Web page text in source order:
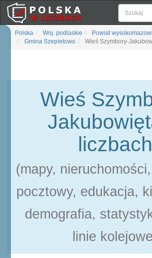
Polska Woj. podlaskie
Powiat
Gmina Szepietowo
Wieś Szymbory-
Wieś
liczbach
(mapy,
pocztowy, edukacja,
demografia,
linie